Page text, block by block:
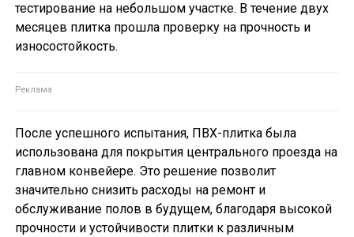
тестирование на небольшом участке. В течение двух
месяцев плитка прошла проверку на прочность и
износостойкость.
После успешного испытания, ПВХ-плитка была
использована для покрытия центрального проезда на
главном конвейере. Это решение позволит
значительно снизить расходы на ремонт и
обслуживание полов в будущем, благодаря высокой
прочности и устойчивости плитки к различным